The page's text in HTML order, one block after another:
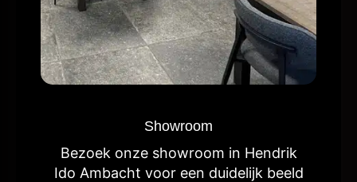
Showroom
Bezoek onze showroom in Hendrik
Ido Ambacht voor een duidelijk beeld